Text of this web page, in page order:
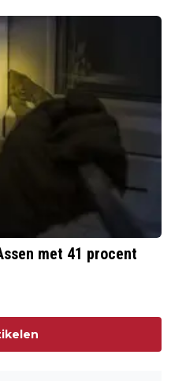
met 41 procent